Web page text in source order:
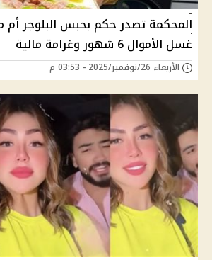
المحكمة تصدر حكم بحبس البلوجر أم
غسل الأموال 6 شهور وغرامة مالية
الأربعاء 26/نوفمبر/2025 - 03:53 م